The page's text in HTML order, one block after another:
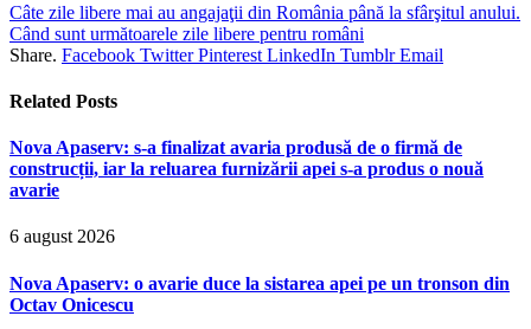
Câte zile libere mai au angajaţii din România până la sfârşitul anului.
Când sunt următoarele zile libere pentru români
Share. Facebook Twitter Pinterest LinkedIn Tumblr Email
Related Posts
Nova Apaserv: s-a finalizat avaria produsă de o firmă de
construcții, iar la reluarea furnizării apei s-a produs o nouă
avarie
6 august 2026
Nova Apaserv: o avarie duce la sistarea apei pe un tronson din
Octav Onicescu